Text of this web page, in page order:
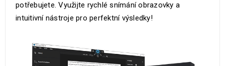
potřebujete. Využijte rychlé snímání obrazovky a
intuitivní nástroje pro perfektní výsledky!